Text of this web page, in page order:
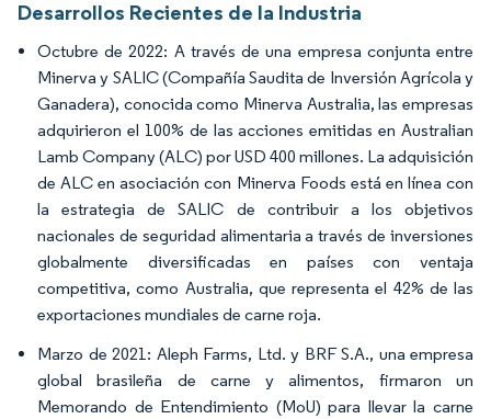
Desarrollos Recientes de la Industria
Octubre de 2022: A través de una empresa conjunta entre
Minerva y SALIC (Compañía Saudita de Inversión Agrícola y
Ganadera), conocida como Minerva Australia, las empresas
adquirieron el 100% de las acciones emitidas en Australian
Lamb Company (ALC) por USD 400 millones. La adquisición
de ALC en asociación con Minerva Foods está en línea con
la estrategia de SALIC de contribuir a los objetivos
nacionales de seguridad alimentaria a través de inversiones
globalmente diversificadas en países con ventaja
competitiva, como Australia, que representa el 42% de las
exportaciones mundiales de carne roja.
Marzo de 2021: Aleph Farms, Ltd. y BRF S.A., una empresa
global brasileña de carne y alimentos, firmaron un
Memorando de Entendimiento (MoU) para llevar la carne